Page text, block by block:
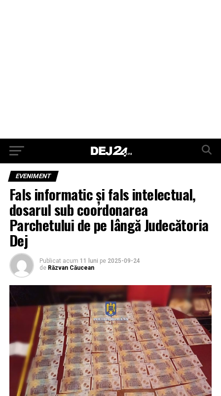
EVENIMENT
Fals informatic și fals intelectual,
dosarul sub coordonarea
Parchetului de pe lângă Judecătoria
Dej
Publicat acum 11 luni pe 2025-09-24
de Răzvan Căucean